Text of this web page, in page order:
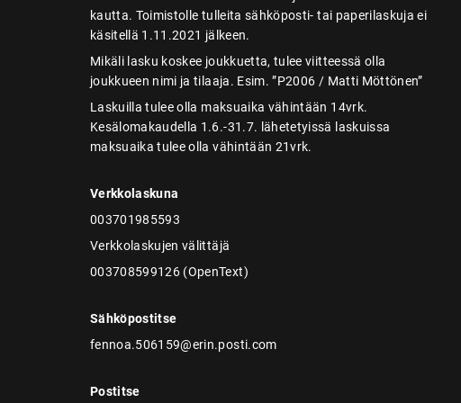
kautta. Toimistolle tulleita sähköposti- tai paperilaskuja ei
käsitellä 1.11.2021 jälkeen.
Mikäli lasku koskee joukkuetta, tulee viitteessä olla
joukkueen nimi ja tilaaja. Esim. ”P2006 / Matti Möttönen”
Laskuilla tulee olla maksuaika vähintään 14vrk.
Kesälomakaudella 1.6.-31.7. lähetetyissä laskuissa
maksuaika tulee olla vähintään 21vrk.
Verkkolaskuna
003701985593
Verkkolaskujen välittäjä
003708599126 (OpenText)
Sähköpostitse
fennoa.506159@erin.posti.com
Postitse